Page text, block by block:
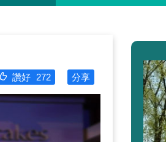
分享
讚好 272